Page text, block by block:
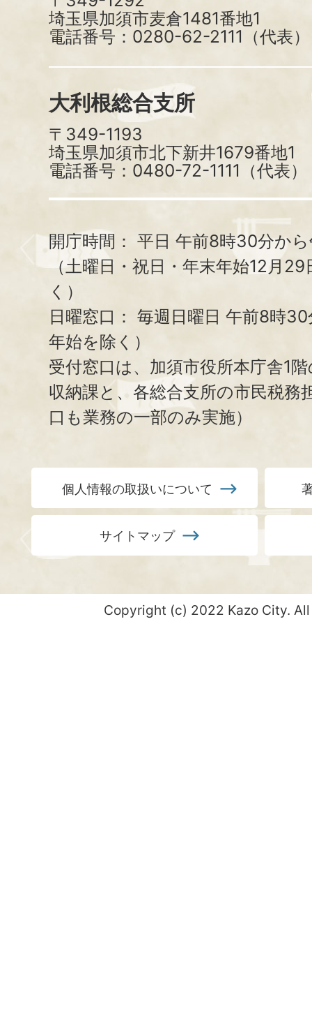
埼玉県加須市麦倉1481番地1
電話番号：0280-62-2111（代表）
大利根総合支所
〒349-1193
埼玉県加須市北下新井1679番地1
電話番号：0480-72-1111（代表）
開庁時間： 平日 午前8時30分か
（土曜日・祝日・年末年始12月
く）
日曜窓口： 毎週日曜日 午前8時
年始を除く）
受付窓口は、加須市役所本庁舎1
収納課と、 各総合支所の市民税務
口も業務の一部のみ実施）
個人情報の取扱いについて
サイトマップ
Copyright (c) 2022 Kazo City.